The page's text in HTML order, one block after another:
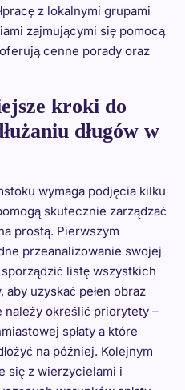
z lokalnymi grupami
zajmującymi się pomocą
cenne porady oraz
kroki do
długów w
wymaga podjęcia kilku
skutecznie zarządzać
prostą. Pierwszym
przeanalizowanie swojej
listę wszystkich
uzyskać pełen obraz
należy określić priorytety –
spłaty a które
na później. Kolejnym
się z wierzycielami i